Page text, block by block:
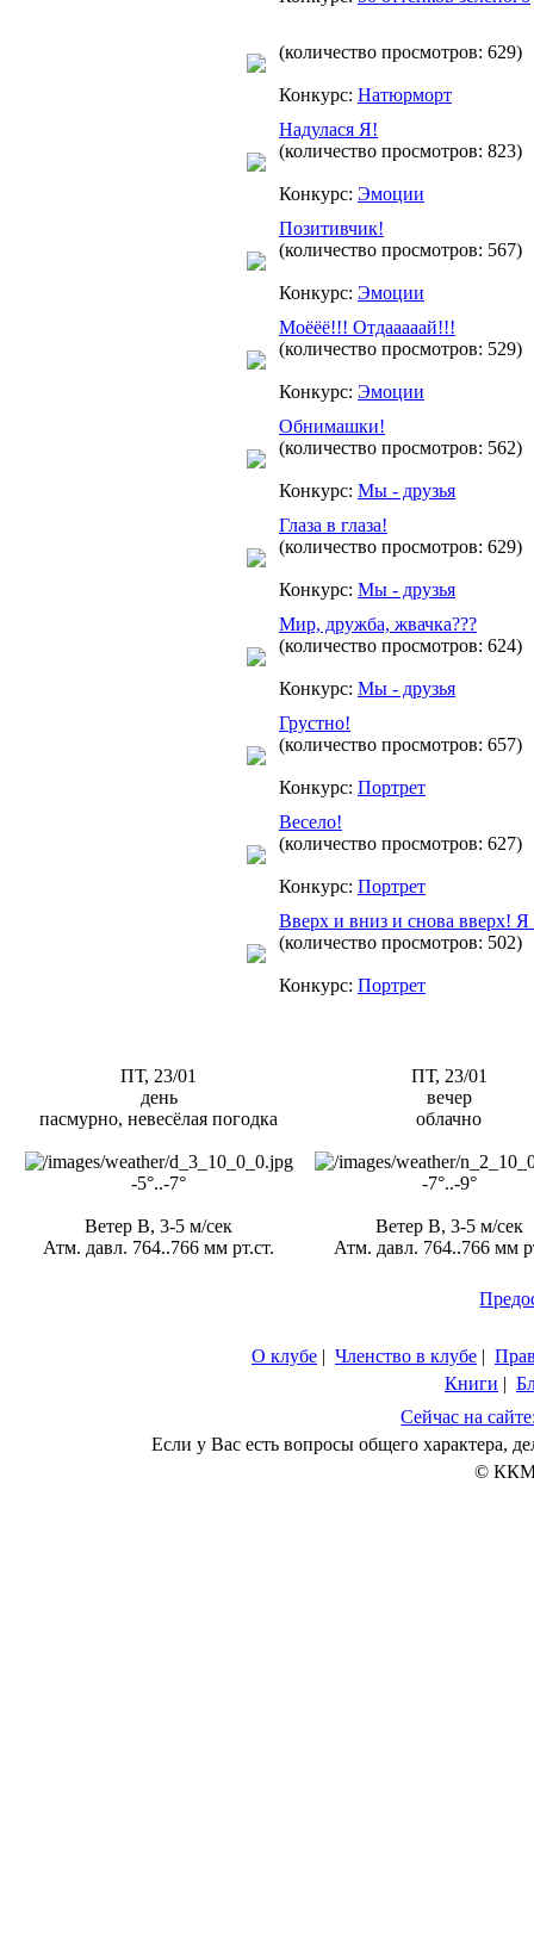
(количество просмотров: 629)
Конкурс: Натюрморт
Надулася Я!
(количество просмотров: 823)
Конкурс: Эмоции
Позитивчик!
(количество просмотров: 567)
Конкурс: Эмоции
Моёёё!!! Отдааааай!!!
(количество просмотров: 529)
Конкурс: Эмоции
Обнимашки!
(количество просмотров: 562)
Конкурс: Мы - друзья
Глаза в глаза!
(количество просмотров: 629)
Конкурс: Мы - друзья
Мир, дружба, жвачка???
(количество просмотров: 624)
Конкурс: Мы - друзья
Грустно!
(количество просмотров: 657)
Конкурс: Портрет
Весело!
(количество просмотров: 627)
Конкурс: Портрет
Вверх и вниз и снова вверх!
(количество просмотров: 502)
Конкурс: Портрет
ПТ, 23/01
день
пасмурно, невесёлая погодка
-5°..-7°
Ветер В, 3-5 м/сек
Атм. давл. 764..766 мм рт.ст.
ПТ, 23/01
вечер
облачно
-7°..-9°
Ветер В, 3-5 м/сек
Атм. давл. 764..766 мм
О клубе | Членство в клубе |
Книги |
Сейчас на
Если у Вас есть вопросы общего характера,
© ККМ